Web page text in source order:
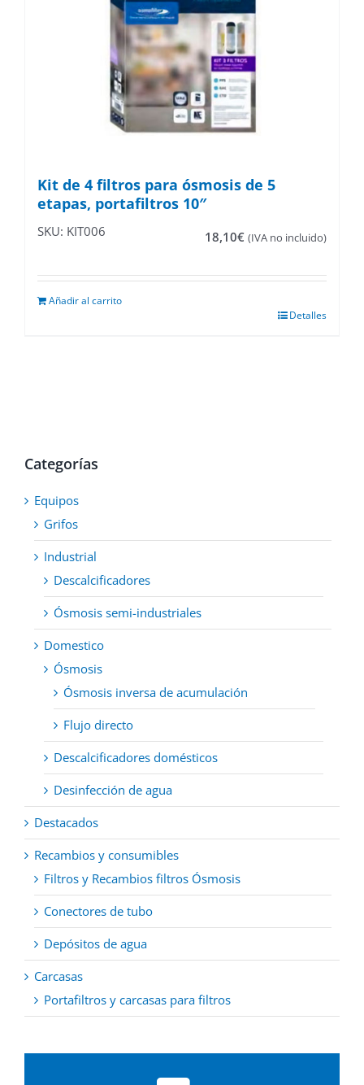
Kit de 4 filtros para ósmosis de 5
etapas, portafiltros 10″
SKU: KIT006 18,10€ (IVA no incluido)
Añadir al carrito
Detalles
Categorías
Equipos
Grifos
Industrial
Descalcificadores
Ósmosis semi-industriales
Domestico
Ósmosis
Ósmosis inversa de acumulación
Flujo directo
Descalcificadores domésticos
Desinfección de agua
Destacados
Recambios y consumibles
Filtros y Recambios filtros Ósmosis
Conectores de tubo
Depósitos de agua
Carcasas
Portafiltros y carcasas para filtros